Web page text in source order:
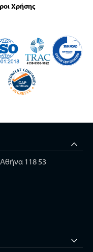
Χρήσης
118 53